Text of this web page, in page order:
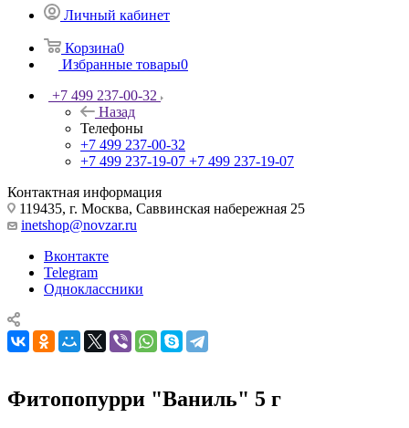
Личный кабинет
Корзина0
Избранные товары0
+7 499 237-00-32
Назад
Телефоны
+7 499 237-00-32
+7 499 237-19-07 +7 499 237-19-07
Контактная информация
119435, г. Москва, Саввинская набережная 25
inetshop@novzar.ru
Вконтакте
Telegram
Одноклассники
Фитопопурри "Ваниль" 5 г